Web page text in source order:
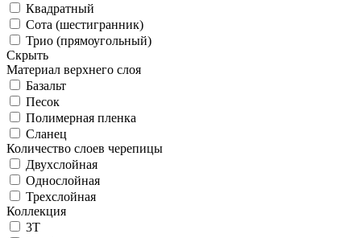
Квадратный
Сота (шестигранник)
Трио (прямоугольный)
Скрыть
Материал верхнего слоя
Базальт
Песок
Полимерная пленка
Сланец
Количество слоев черепицы
Двухслойная
Однослойная
Трехслойная
Коллекция
3T